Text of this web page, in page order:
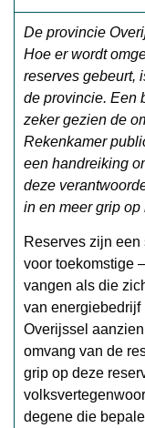
De provincie
Hoe er wordt
reserves gebeurt,
de provincie. Een
zeker gezien de
Rekenkamer
een handreiking
deze
in en meer grip op
Reserves zijn een
voor toekomstige
vangen als die
van energiebedrijf
Overijssel
omvang van de
grip op deze
degene die